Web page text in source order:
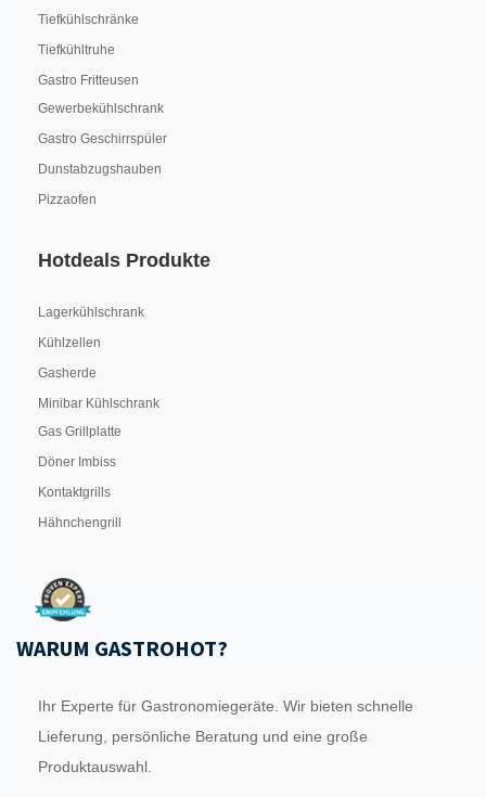
Tiefkühlschränke
Tiefkühltruhe
Gastro Fritteusen
Gewerbekühlschrank
Gastro Geschirrspüler
Dunstabzugshauben
Pizzaofen
Hotdeals Produkte
Lagerkühlschrank
Kühlzellen
Gasherde
Minibar Kühlschrank
Gas Grillplatte
Döner Imbiss
Kontaktgrills
Hähnchengrill
WARUM GASTROHOT?
Ihr Experte für Gastronomiegeräte. Wir bieten schnelle
Lieferung, persönliche Beratung und eine große
Produktauswahl.